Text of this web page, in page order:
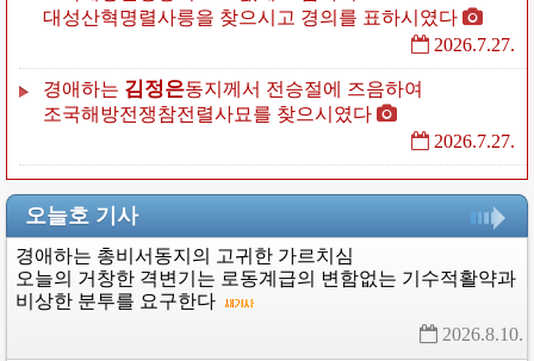
대성산혁명렬사릉을 찾으시고 경의를 표하시였다
2026.7.27.
경애하는 김정은동지께서 전승절에
즈음하여
조국해방전쟁참전렬사묘를 찾으시였다
2026.7.27.
오늘호 기사
경애하는 총비서동지의 고귀한 가르치심
오늘의 거창한 격변기는 로동계급의 변함없는 기수적활약과
비상한 분투를 요구한다
2026.8.10.